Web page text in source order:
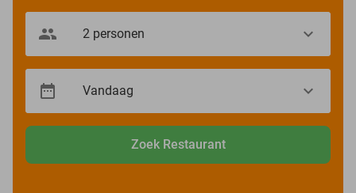
Zoek Restaurant